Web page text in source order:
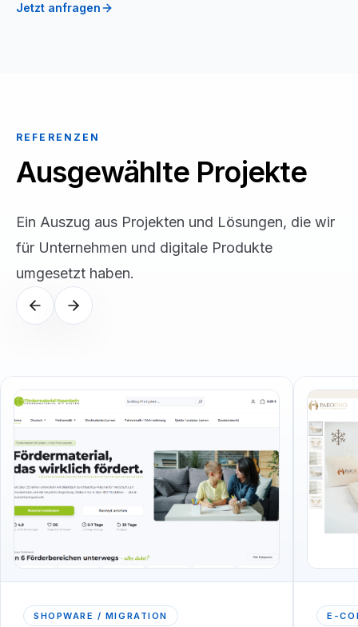
Jetzt anfragen
REFERENZEN
Ausgewählte Projekte
Ein Auszug aus Projekten und Lösungen, die wir
für Unternehmen und digitale Produkte
umgesetzt haben.
SHOPWARE / MIGRATION E-